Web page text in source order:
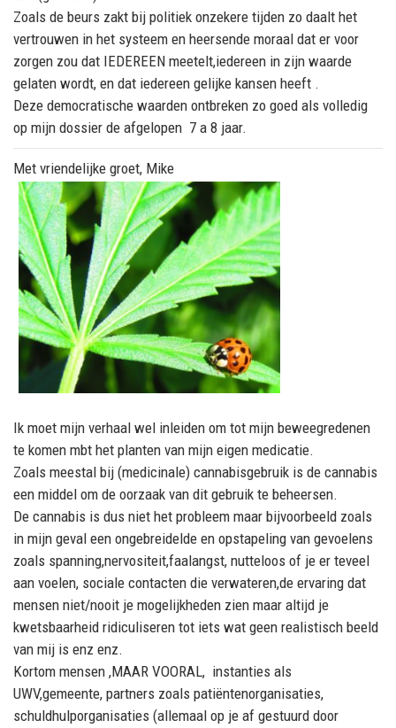
Zoals de beurs zakt bij politiek onzekere tijden zo daalt het
vertrouwen in het systeem en heersende moraal dat er voor
zorgen zou dat IEDEREEN meetelt,iedereen in zijn waarde
gelaten wordt, en dat iedereen gelijke kansen heeft .
Deze democratische waarden ontbreken zo goed als volledig
op mijn dossier de afgelopen 7 a 8 jaar.
Met vriendelijke groet, Mike
Ik moet mijn verhaal wel inleiden om tot mijn beweegredenen
te komen mbt het planten van mijn eigen medicatie.
Zoals meestal bij (medicinale) cannabisgebruik is de cannabis
een middel om de oorzaak van dit gebruik te beheersen.
De cannabis is dus niet het probleem maar bijvoorbeeld zoals
in mijn geval een ongebreidelde en opstapeling van gevoelens
zoals spanning,nervositeit,faalangst, nutteloos of je er teveel
aan voelen, sociale contacten die verwateren,de ervaring dat
mensen niet/nooit je mogelijkheden zien maar altijd je
kwetsbaarheid ridiculiseren tot iets wat geen realistisch beeld
van mij is enz enz.
Kortom mensen ,MAAR VOORAL, instanties als
UWV,gemeente, partners zoals patiëntenorganisaties,
schuldhulporganisaties (allemaal op je af gestuurd door